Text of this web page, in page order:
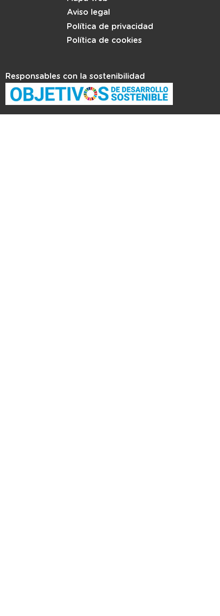
Aviso legal
Política de privacidad
Política de cookies
Responsables con la sostenibilidad